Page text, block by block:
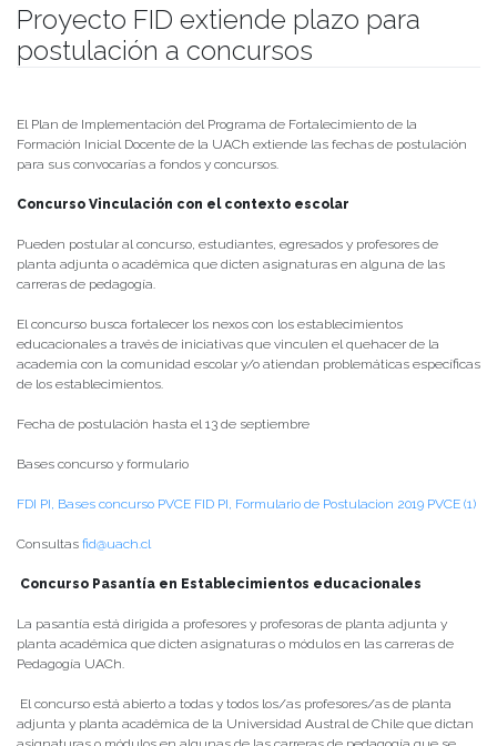
Proyecto FID extiende plazo para
postulación a concursos
El Plan de Implementación del Programa de Fortalecimiento de la
Formación Inicial Docente de la UACh extiende las fechas de postulación
para sus convocarías a fondos y concursos.
Concurso Vinculación con el contexto escolar
Pueden postular al concurso, estudiantes, egresados y profesores de
planta adjunta o académica que dicten asignaturas en alguna de las
carreras de pedagogía.
El concurso busca fortalecer los nexos con los establecimientos
educacionales a través de iniciativas que vinculen el quehacer de la
academia con la comunidad escolar y/o atiendan problemáticas específicas
de los establecimientos.
Fecha de postulación hasta el 13 de septiembre
Bases concurso y formulario
FDI PI, Bases concurso PVCE FID PI, Formulario de Postulacion 2019 PVCE (1)
Consultas fid@uach.cl
Concurso Pasantía en Establecimientos educacionales
La pasantía está dirigida a profesores y profesoras de planta adjunta y
planta académica que dicten asignaturas o módulos en las carreras de
Pedagogía UACh.
El concurso está abierto a todas y todos los/as profesores/as de planta
adjunta y planta académica de la Universidad Austral de Chile que dictan